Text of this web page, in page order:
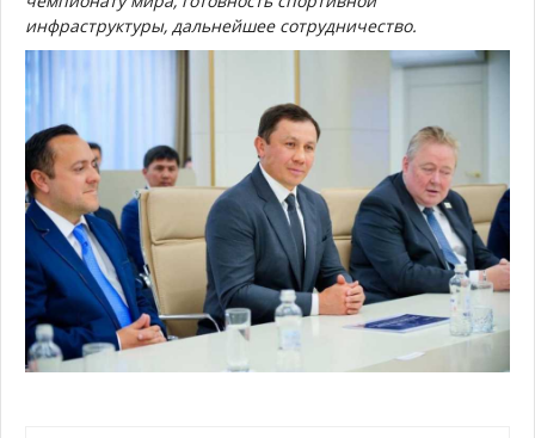
инфраструктуры, дальнейшее сотрудничество.